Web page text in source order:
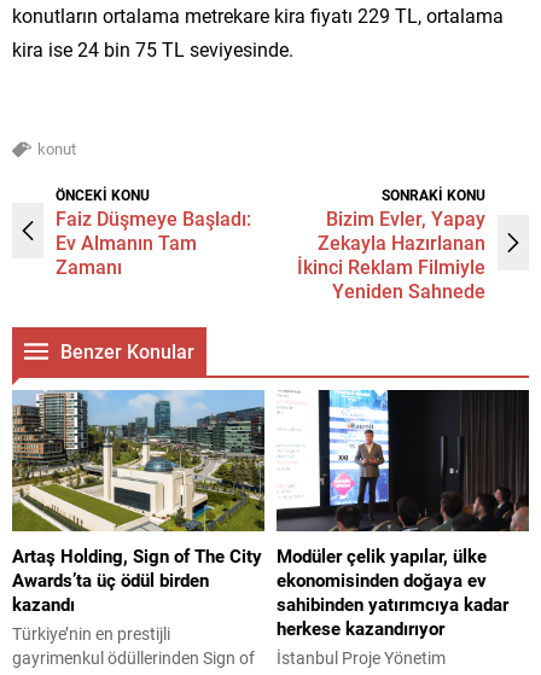
konutların ortalama metrekare kira fiyatı 229 TL, ortalama
kira ise 24 bin 75 TL seviyesinde.
konut
ÖNCEKİ KONU
Faiz Düşmeye Başladı:
Ev Almanın Tam
Zamanı
SONRAKİ KONU
Bizim Evler, Yapay
Zekayla Hazırlanan
İkinci Reklam Filmiyle
Yeniden Sahnede
Benzer Konular
Artaş Holding, Sign of The City
Awards’ta üç ödül birden
kazandı
Türkiye’nin en prestijli
gayrimenkul ödüllerinden Sign of
Modüler çelik yapılar, ülke
ekonomisinden doğaya ev
sahibinden yatırımcıya kadar
herkese kazandırıyor
İstanbul Proje Yönetim